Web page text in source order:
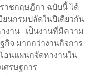
าชกฤษฎีกา ฉบับนี้ ได้
ยนกรมปลัดในปีเดียวกัน
งาน เป็นงานที่มีความ
กิจ มากกว่างานกิจการ
อนแผนกจัดหางานใน
ศรษฐการ